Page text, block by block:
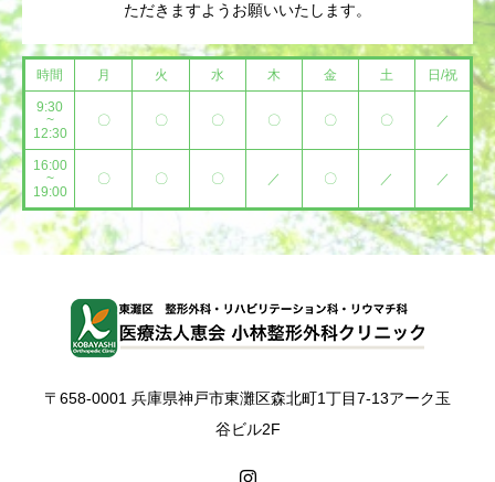
ただきますようお願いいたします。
時間 月 火 水 木 金 土 日/祝
9:30
~
12:30
〇 〇 〇 〇 〇 〇 ／
16:00
~
19:00
〇 〇 〇 ／ 〇 ／ ／
〒658-0001 兵庫県神戸市東灘区森北町1丁目7-13アーク玉
谷ビル2F